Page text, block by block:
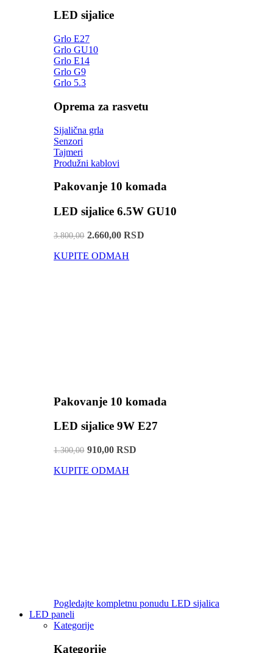
LED sijalice
Grlo E27
Grlo GU10
Grlo E14
Grlo G9
Grlo 5.3
Oprema za rasvetu
Sijalična grla
Senzori
Tajmeri
Produžni kablovi
Pakovanje 10 komada
LED sijalice 6.5W GU10
3.800,002.660,00 RSD
KUPITE ODMAH
Pakovanje 10 komada
LED sijalice 9W E27
1.300,00910,00 RSD
KUPITE ODMAH
Pogledajte kompletnu ponudu LED sijalica
LED paneli
Kategorije
Kategorije